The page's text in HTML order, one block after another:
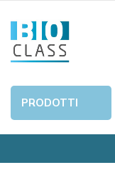
PRODOTTI